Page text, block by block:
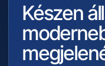
Készen